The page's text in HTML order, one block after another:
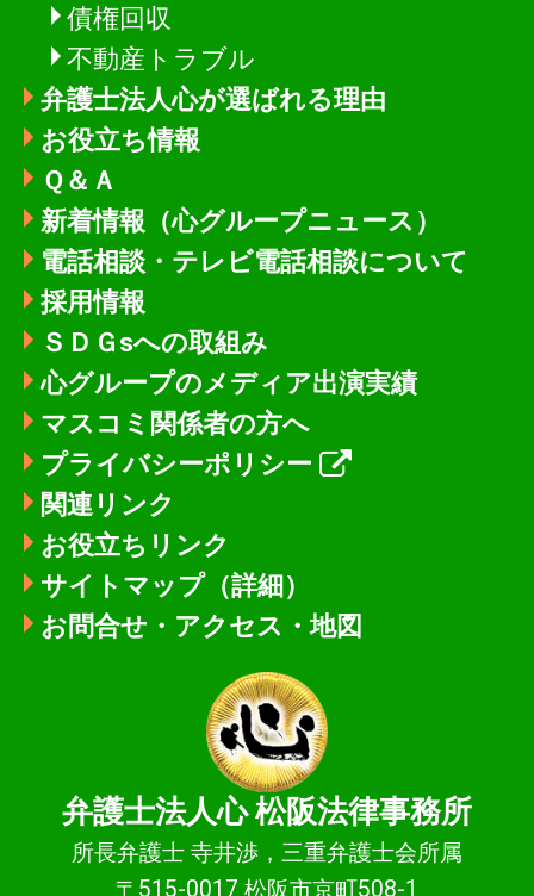
債権回収
不動産トラブル
弁護士法人心が選ばれる理由
お役立ち情報
Ｑ＆Ａ
新着情報 （心グループニュース）
電話相談・テレビ電話相談について
採用情報
ＳＤＧsへの取組み
心グループのメディア出演実績
マスコミ関係者の方へ
プライバシーポリシー
関連リンク
お役立ちリンク
サイトマップ（詳細）
お問合せ・アクセス・地図
弁護士法人心松阪法律事務所
所長弁護士 寺井渉，三重弁護士会所属
〒515-0017 松阪市京町508-1